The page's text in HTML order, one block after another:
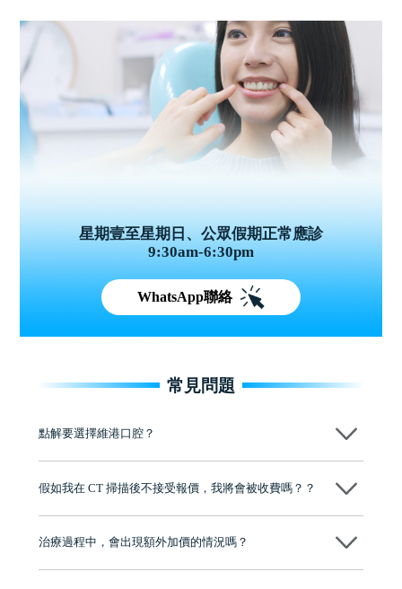
星期壹至星期日、公眾假期正常應診
9:30am-6:30pm
WhatsApp聯絡
常見問題
點解要選擇維港口腔？
牌」、「2025香港企業領袖品牌」，是諾貝爾種植系統全球放心植牙中
至今已服務超過三十個國家和地區的顧客，受到粵港澳大灣區及周邊城
市市民極高的口碑評價及信任推薦 珠海、深圳設有八大分院，香港亦設
有咨詢及服務保障中心，有任何問題都可以隨時預約免費咨詢，讓人十
假如我在 CT 掃描後不接受報價，我將會被收費嗎？？
治療過程中，會出現額外加價的情況嗎？
不會，治療前我們會詳細說明治療方案及對應的價錢，顧客同意並簽字